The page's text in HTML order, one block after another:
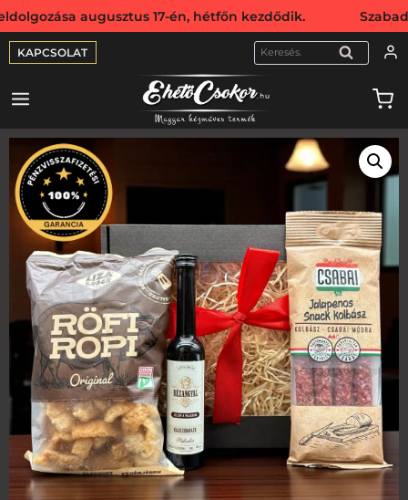
17-én, hétfőn kezdődik. Szabadság
KAPCSOLAT KERESÉS